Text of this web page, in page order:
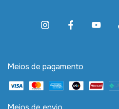
Meios de pagamento